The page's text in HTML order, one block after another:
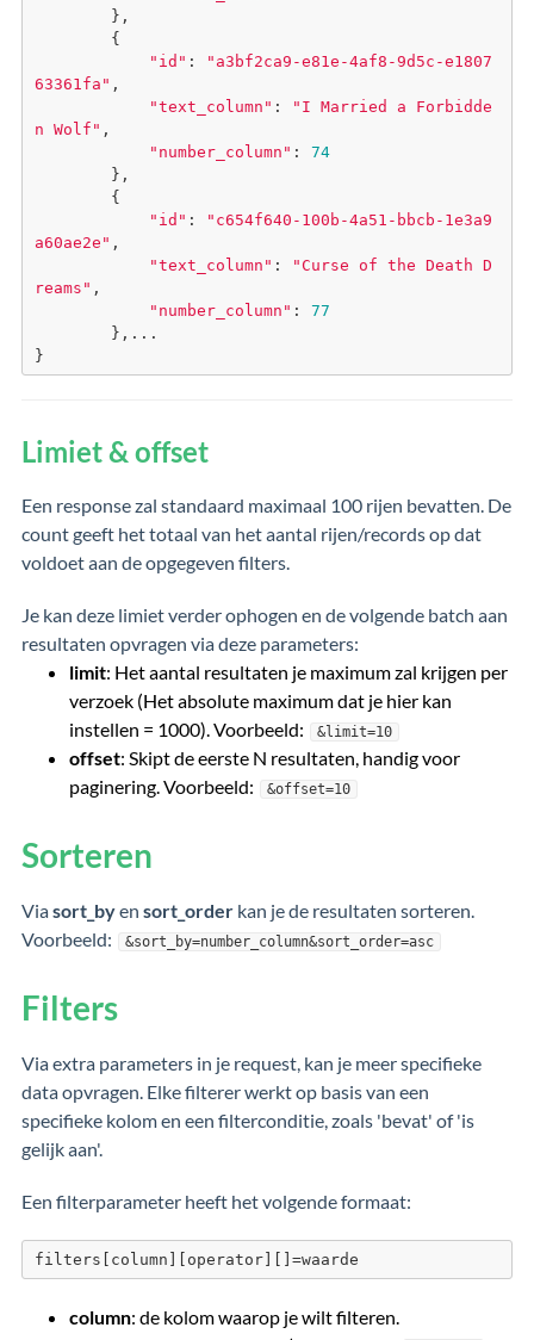
        },
        {
"id" :
"a3bf2ca9-e81e-4af8-9d5c-e1807
63361fa" ,
"text_column" :
"I Married a Forbidde
n Wolf" ,
"number_column" : 74
        },
        {
"id" :
"c654f640-100b-4a51-bbcb-1e3a9
a60ae2e" ,
"text_column" :
"Curse of the Death D
reams" ,
"number_column" : 77
        },...
}
Limiet & offset
Een response zal standaard maximaal 100 rijen bevatten. De
count geeft het totaal van het aantal rijen/records op dat
voldoet aan de opgegeven filters.
Je kan deze limiet verder ophogen en de volgende batch aan
resultaten opvragen via deze parameters:
limit: Het aantal resultaten je maximum zal krijgen per
verzoek (Het absolute maximum dat je hier kan
instellen = 1000). Voorbeeld:
&limit=10
offset: Skipt de eerste N resultaten, handig voor
paginering. Voorbeeld:
&offset=10
Sorteren
Viasort_byen sort_order kan je de resultaten sorteren.
Voorbeeld:
&sort_by=number_column&sort_order=asc
Filters
Via extra parameters in je request, kan je meer specifieke
data opvragen. Elke filterer werkt op basis van een
specifieke kolom en een filterconditie, zoals 'bevat' of 'is
gelijk aan'.
Een filterparameter heeft het volgende formaat:
filters[column][operator][]=waarde
column: de kolom waarop je wilt filteren.